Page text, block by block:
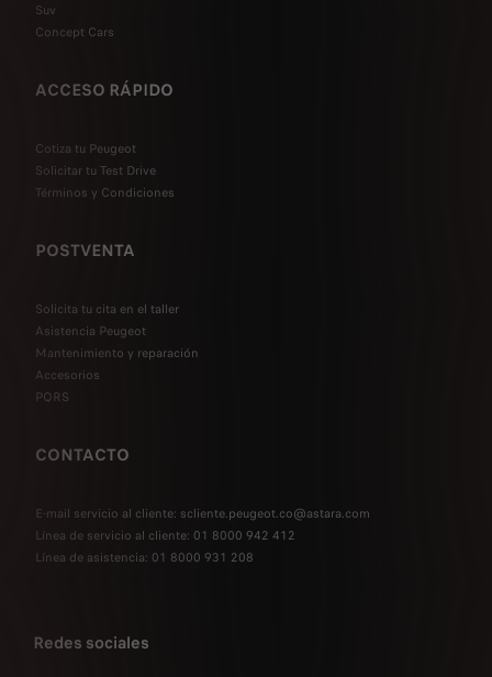
Suv
Concept Cars
ACCESO RÁPIDO
Cotiza tu Peugeot
Solicitar tu Test Drive
Términos y Condiciones
POSTVENTA
Solicita tu cita en el taller
Asistencia Peugeot
Mantenimiento y reparación
Accesorios
PQRS
CONTACTO
E-mail servicio al cliente: scliente.peugeot.co@astara.com
Línea de servicio al cliente: 01 8000 942 412
Línea de asistencia: 01 8000 931 208
Redes sociales